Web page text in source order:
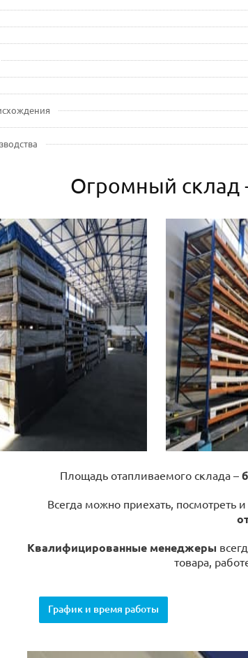
Огромный склад
Площадь отапливаемого склада –
Всегда можно приехать, посмотреть
Квалифицированные менеджеры
товара,
График и время работы